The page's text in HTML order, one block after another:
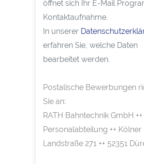
öffnet sich Ihr E-Mail
Kontaktaufnahme.
In unserer
erfahren Sie, welche Daten
bearbeitet werden.
Postalische Bewerbungen
Sie an:
RATH Bahntechnik GmbH ++
Personalabteilung ++ Kölner
Landstraße 271 ++ 52351